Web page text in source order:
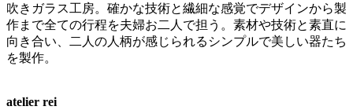
吹きガラス工房。確かな技術と繊細な感覚でデザインから製
作まで全ての行程を夫婦お二人で担う。素材や技術と素直に
向き合い、二人の人柄が感じられるシンプルで美しい器たち
を製作。
atelier rei